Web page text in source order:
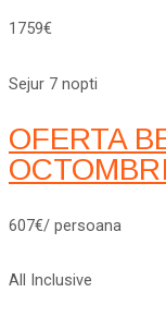
1759€
Sejur 7 nopti
OFERTA
607€/ persoana
All Inclusive